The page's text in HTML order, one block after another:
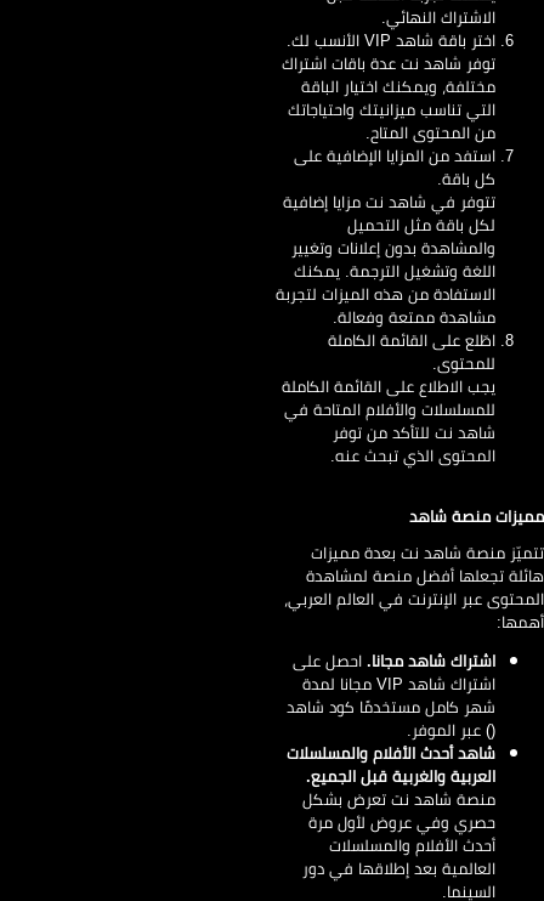
الاشتراك النهائي.
اختر باقة شاهد VIP الأنسب لك.
توفر شاهد نت عدة باقات اشتراك
مختلفة، ويمكنك اختيار الباقة
التي تناسب ميزانيتك واحتياجاتك
من المحتوى المتاح.
استفد من المزايا الإضافية على
كل باقة.
تتوفر في شاهد نت مزايا إضافية
لكل باقة مثل التحميل
والمشاهدة بدون إعلانات وتغيير
اللغة وتشغيل الترجمة. يمكنك
الاستفادة من هذه الميزات لتجربة
مشاهدة ممتعة وفعالة.
اطّلع على القائمة الكاملة
للمحتوى.
يجب الاطلاع على القائمة الكاملة
للمسلسلات والأفلام المتاحة في
شاهد نت للتأكد من توفر
المحتوى الذي تبحث عنه.
منصة شاهد
منصة شاهد نت بعدة مميزات
تجعلها أفضل منصة لمشاهدة
عبر الإنترنت في العالم العربي،
اشتراك شاهد مجانا.احصل على
اشتراك شاهد VIP مجانا لمدة
شهر كامل مستخدمًا كود شاهد
() عبر الموفر.
شاهد أحدث الأفلام والمسلسلات
العربية والغربية قبل الجميع.
منصة شاهد نت تعرض بشكل
حصري وفي عروض لأول مرة
أحدث الأفلام والمسلسلات
العالمية بعد إطلاقها في دور
السينما.